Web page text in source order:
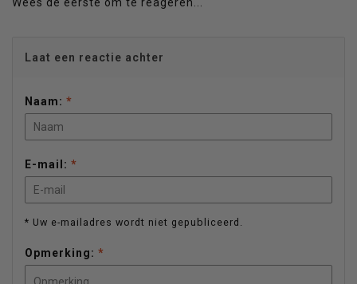
Laat een reactie achter
Naam: *
E-mail: *
* Uw e-mailadres wordt niet gepubliceerd.
Opmerking: *